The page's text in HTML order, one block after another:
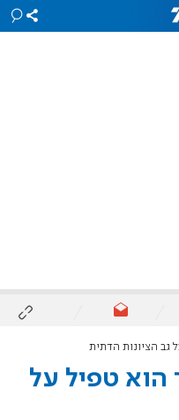
גב הציונות הדתית
הוא טפיל על